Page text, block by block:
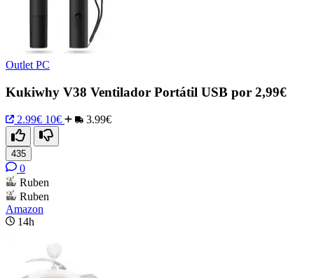
Outlet PC
Kukiwhy V38 Ventilador Portátil USB por 2,99€
2.99€ 10€ 3.99€
435
0
Ruben
Ruben
Amazon
14h